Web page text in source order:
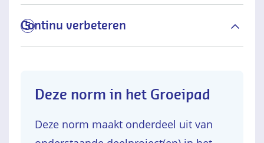
5
Continu verbeteren
Deze norm in het Groeipad
Deze norm maakt onderdeel uit van